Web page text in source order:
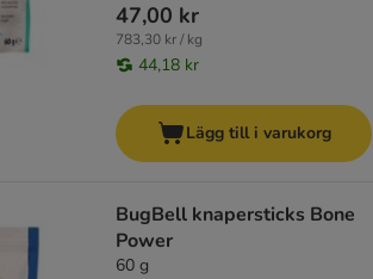
47,00 kr
783,30 kr / kg
44,18 kr
Lägg till i varukorg
BugBell knapersticks Bone
Power
60 g